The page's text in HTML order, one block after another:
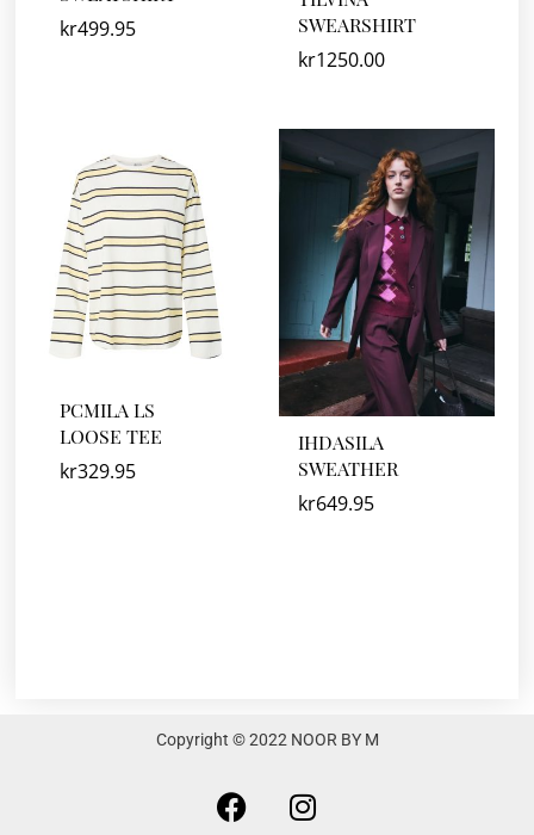
kr499.95
SWEARSHIRT
kr1250.00
PCMILA LS
LOOSE TEE
kr329.95
IHDASILA
SWEATHER
kr649.95
Copyright © 2022 NOOR BY M
F
a
I
n